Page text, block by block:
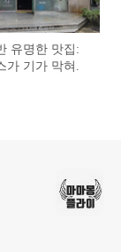
유명한 맛집:
가 기가 막혀.